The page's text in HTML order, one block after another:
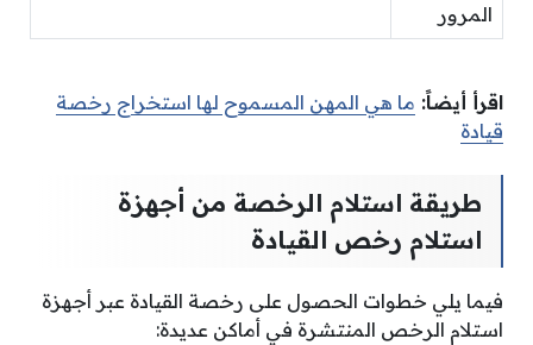
المرور
اقرأ أيضاً: ما هي المهن المسموح لها استخراج رخصة
قيادة
طريقة استلام الرخصة من أجهزة
استلام رخص القيادة
فيما يلي خطوات الحصول على رخصة القيادة عبر أجهزة
استلام الرخص المنتشرة في أماكن عديدة: